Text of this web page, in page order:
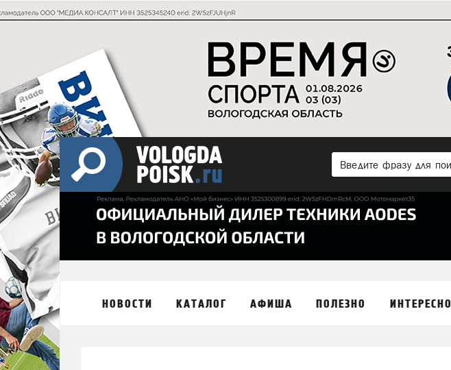
НОВОСТИ КАТАЛОГ АФИША ПОЛЕЗНО ИНТЕРЕСНО